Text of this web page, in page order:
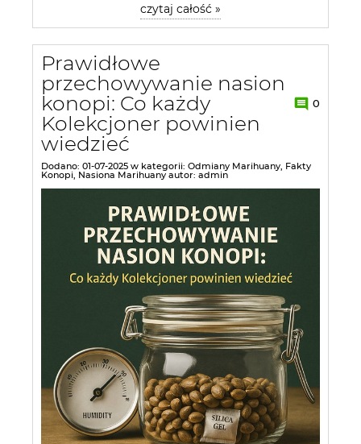
czytaj całość »
Prawidłowe
przechowywanie nasion
konopi: Co każdy
Kolekcjoner powinien
wiedzieć
0
Dodano: 01-07-2025 w kategorii: Odmiany Marihuany, Fakty
Konopi, Nasiona Marihuany autor: admin